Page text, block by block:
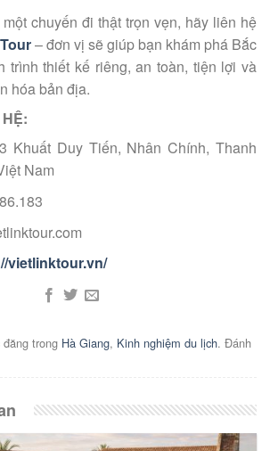
chuyến đi thật trọn vẹn, hãy liên hệ
– đơn vị sẽ giúp bạn khám phá Bắc
trình thiết kế riêng, an toàn, tiện lợi và
hóa bản địa.
Khuất Duy Tiến, Nhân Chính, Thanh
Nam
vietlinktour.vn/
trong Hà Giang, Kinh nghiệm du lịch. Đánh